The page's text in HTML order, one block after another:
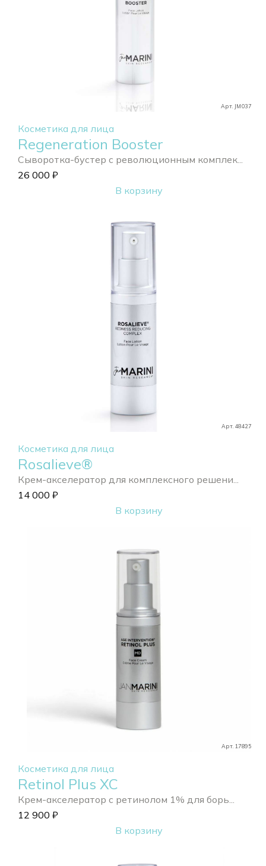
Арт. JM037
Косметика для лица
Regeneration Booster
Сыворотка-бустер с революционным комплек...
26 000 ₽
В корзину
Арт. 48427
Косметика для лица
Rosalieve®
Крем-акселератор для комплексного решени...
14 000 ₽
В корзину
Арт. 17895
Косметика для лица
Retinol Plus XC
Крем-акселератор с ретинолом 1% для борь...
12 900 ₽
В корзину